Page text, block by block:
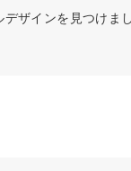
ザインを見つけま